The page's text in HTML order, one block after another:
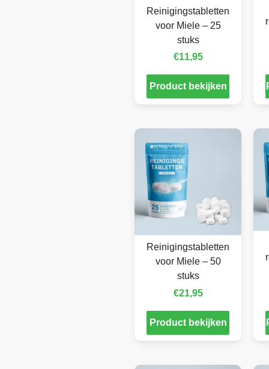
Reinigingstabletten
voor Miele – 25
stuks
€11,95
Product bekijken
Reinigingstabletten
voor Miele – 50
stuks
€21,95
Product bekijken